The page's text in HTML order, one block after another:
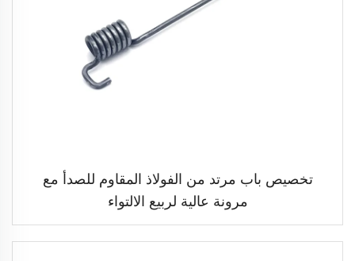
تخصيص باب مرتد من الفولاذ المقاوم للصدأ مع
مرونة عالية لربيع الالتواء